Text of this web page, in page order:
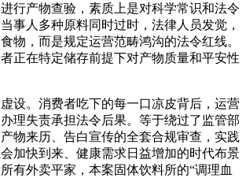
行产物查验，素质上是对科学常识和法令
事人多种原料同时过时，法律人员发觉，
物，而是规定运营范畴鸿沟的法令红线。
正在特定储存前提下对产物质量和平安性
。消费者吃下的每一口凉皮背后，运营
理失责承担法令后果。等于绕过了监管部
物来历、告白宣传的全套合规审查，实践
加快到来、健康需求日益增加的时代布景
有外卖平家，本案固体饮料所的“调理血